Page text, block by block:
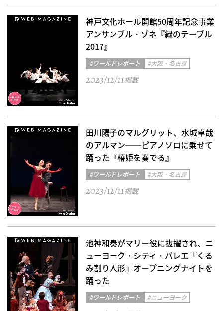
神戸文化ホール開館50周年記念事業
アンサンブル・ゾネ『緑のテーブル
2017』
#ワールドレポート #大阪・名古屋
2023/12/11掲載
田川陽子のマルグリット、水城卓哉
のアルマン──ピアノソロに乗せて
踊った『椿姫を奏でる』
#ワールドレポート #大阪・名古屋
2023/12/11掲載
池神和奏がマリー役に抜擢され、ニ
ューヨーク・シティ・バレエ『くる
み割り人形』オープニングナイトを
踊った
#ワールドレポート #ニューヨーク